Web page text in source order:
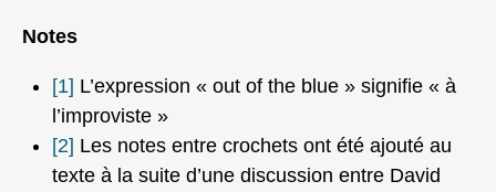
Notes
[1] L’expression « out of the blue » signifie « à
l’improviste »
[2] Les notes entre crochets ont été ajouté au
texte à la suite d’une discussion entre David